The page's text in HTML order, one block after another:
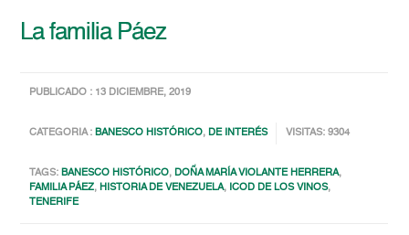
La familia Páez
PUBLICADO : 13 DICIEMBRE, 2019
CATEGORIA :BANESCO HISTÓRICO,DE INTERÉS VISITAS: 9304
TAGS:BANESCO HISTÓRICO,DOÑA MARÍA VIOLANTE HERRERA,
FAMILIA PÁEZ,HISTORIA DE VENEZUELA, ICOD DE LOS VINOS,
TENERIFE